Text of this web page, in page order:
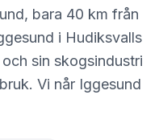
bara 40 km från
i Hudiksvalls
sin skogsindustri
Vi når Iggesund